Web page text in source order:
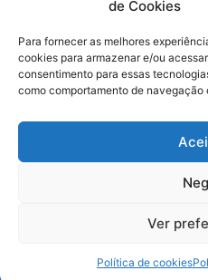
de Cookies
Para fornecer as melhores
cookies para armazenar e/ou
consentimento para essas
como comportamento de navegação
Ver
Política de cookies
ativar este
© Copyright 2026, Todos os